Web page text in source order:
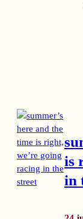
is
in